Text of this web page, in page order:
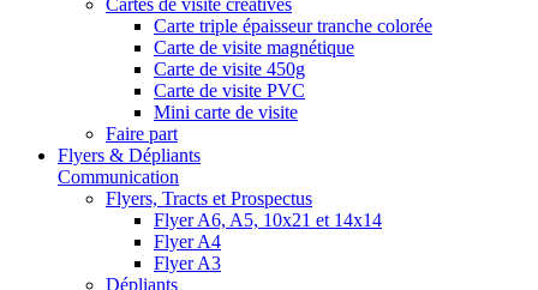
Cartes de visite créatives
Carte triple épaisseur tranche colorée
Carte de visite magnétique
Carte de visite 450g
Carte de visite PVC
Mini carte de visite
Faire part
Flyers & Dépliants
Communication
Flyers, Tracts et Prospectus
Flyer A6, A5, 10x21 et 14x14
Flyer A4
Flyer A3
Dépliants